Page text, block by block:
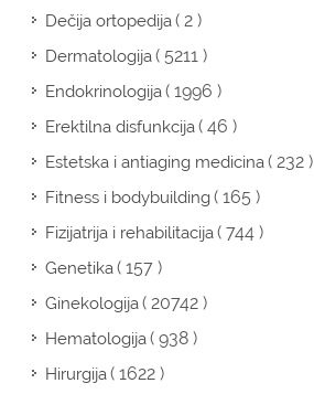
Dečija ortopedija( 2 )
Dermatologija( 5211 )
Endokrinologija( 1996 )
Erektilna disfunkcija( 46 )
Estetska i antiaging medicina( 232 )
Fitness i bodybuilding( 165 )
Fizijatrija i rehabilitacija( 744 )
Genetika( 157 )
Ginekologija( 20742 )
Hematologija( 938 )
Hirurgija( 1622 )